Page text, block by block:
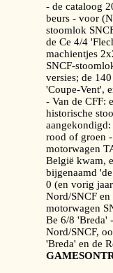
- de cataloog
beurs - voor
stoomlok
de Ce 4/4
machientjes
SNCF-
versies; de
'Coupe-Vent',
- Van de CFF:
historische
rood of groen
motorwagen
België kwam,
bijgenaamd
0 (en vorig
Nord/SNCF en
motorwagen
Be 6/8 'Breda'
Nord/SNCF,
'Breda' en de